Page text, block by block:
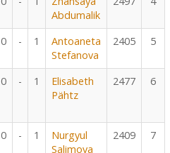
Abdumalik
0 - 1
Antoaneta
Stefanova
2405 5
0 - 1
Elisabeth
Pähtz
2477 6
0 - 1
Nurgyul
Salimova
2409 7